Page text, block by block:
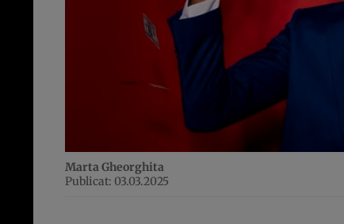
Marta Gheorghita
Publicat: 03.03.2025